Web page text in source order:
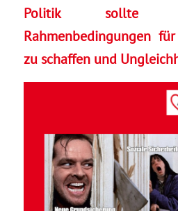
Politik sollte
Rahmenbedingungen
zu schaffen und